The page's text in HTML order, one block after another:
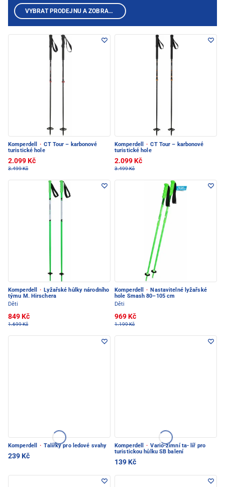
Komperdell · CT Tour – karbonové
turistické hole
2.099 Kč
3.499 Kč
Komperdell · CT Tour – karbonové
turistické hole
2.099 Kč
3.499 Kč
Komperdell · Lyžařské hůlky národního
týmu M. Hirschera
Děti
849 Kč
1.699 Kč
Komperdell · Nastavitelné lyžařské
hole Smash 80–105 cm
Děti
969 Kč
1.199 Kč
Komperdell · Talířky pro ledové svahy
239 Kč
Komperdell · Vario-zimní ta- líř pro
turistickou hůlku SB balení
139 Kč
VYBRAT PRODEJNU A ZOBRAZIT PRODUKTY